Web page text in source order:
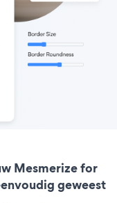
Mesmerize for
geweest